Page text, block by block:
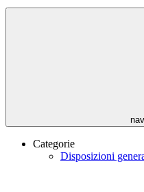
Categorie
Disposizioni